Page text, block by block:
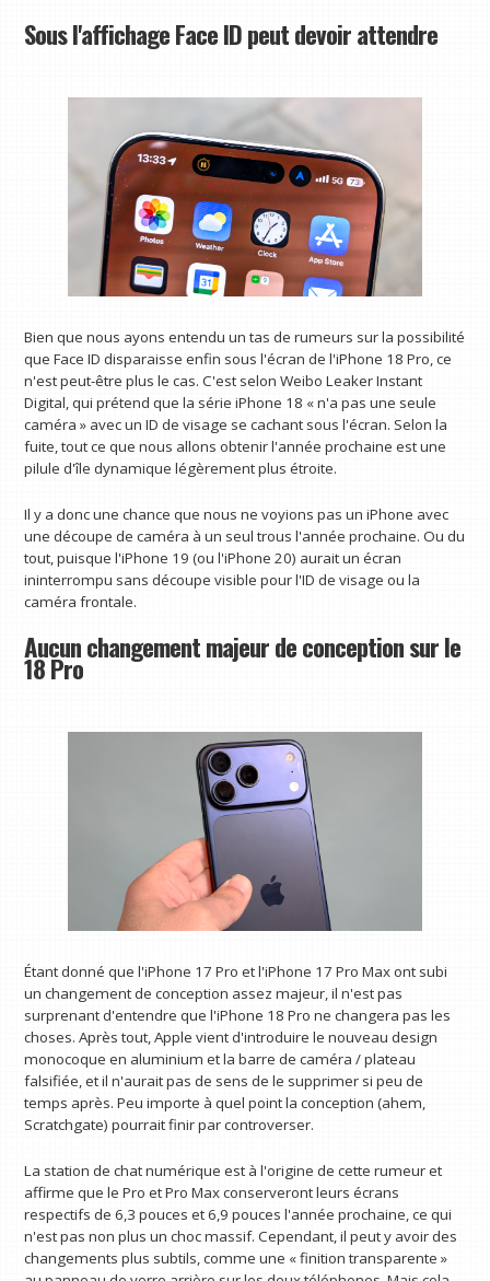
Sous l'affichage Face ID peut devoir attendre
Bien que nous ayons entendu un tas de rumeurs sur la possibilité
que Face ID disparaisse enfin sous l'écran de l'iPhone 18 Pro, ce
n'est peut-être plus le cas. C'est selon Weibo Leaker Instant
Digital, qui prétend que la série iPhone 18 « n'a pas une seule
caméra » avec un ID de visage se cachant sous l'écran. Selon la
fuite, tout ce que nous allons obtenir l'année prochaine est une
pilule d'île dynamique légèrement plus étroite.
Il y a donc une chance que nous ne voyions pas un iPhone avec
une découpe de caméra à un seul trous l'année prochaine. Ou du
tout, puisque l'iPhone 19 (ou l'iPhone 20) aurait un écran
ininterrompu sans découpe visible pour l'ID de visage ou la
caméra frontale.
Aucun changement majeur de conception sur le
18 Pro
Étant donné que l'iPhone 17 Pro et l'iPhone 17 Pro Max ont subi
un changement de conception assez majeur, il n'est pas
surprenant d'entendre que l'iPhone 18 Pro ne changera pas les
choses. Après tout, Apple vient d'introduire le nouveau design
monocoque en aluminium et la barre de caméra / plateau
falsifiée, et il n'aurait pas de sens de le supprimer si peu de
temps après. Peu importe à quel point la conception (ahem,
Scratchgate) pourrait finir par controverser.
La station de chat numérique est à l'origine de cette rumeur et
affirme que le Pro et Pro Max conserveront leurs écrans
respectifs de 6,3 pouces et 6,9 pouces l'année prochaine, ce qui
n'est pas non plus un choc massif. Cependant, il peut y avoir des
changements plus subtils, comme une « finition transparente »